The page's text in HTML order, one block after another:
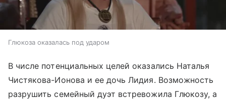
Глюкоза оказалась под ударом
В числе потенциальных целей оказались Наталья
Чистякова-Ионова и ее дочь Лидия. Возможность
разрушить семейный дуэт встревожила Глюкозу, а